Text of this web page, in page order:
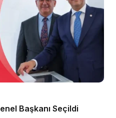
Başkanı Seçildi